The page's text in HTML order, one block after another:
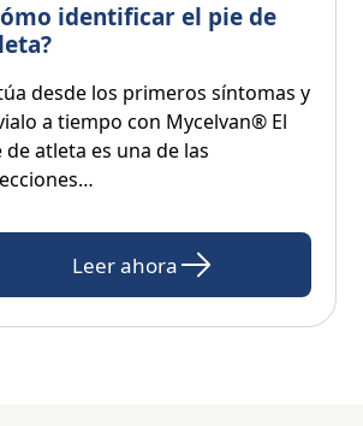
identificar el pie de
desde los primeros síntomas y
a tiempo con Mycelvan® El
de atleta es una de las
Leer ahora